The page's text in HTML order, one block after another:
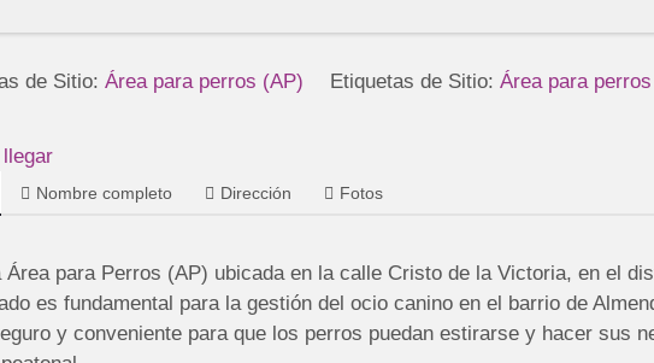
de Sitio: Área para perros (AP) Etiquetas de Sitio: Área para perros
Nombre completo Dirección Fotos
Área para Perros (AP) ubicada en la calle Cristo de la Victoria, en el
es fundamental para la gestión del ocio canino en el barrio de
y conveniente para que los perros puedan estirarse y hacer sus